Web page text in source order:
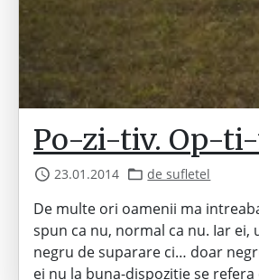
Po-zi-tiv. Op-
23.01.2014 de sufletel
De multe ori oamenii ma
spun ca nu, normal ca nu. Iar
negru de suparare ci… doar
ei nu la buna-dispozitie se